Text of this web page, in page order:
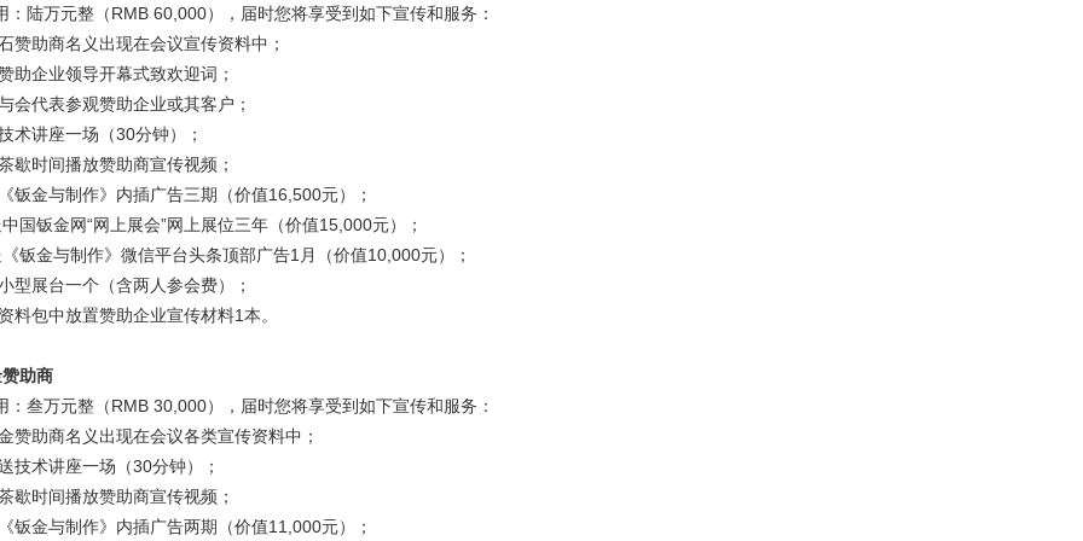
：陆万元整（RMB 60,000），届时您将享受到如下宣传和服务：
赞助商名义出现在会议宣传资料中；
助企业领导开幕式致欢迎词；
会代表参观赞助企业或其客户；
术讲座一场（30分钟）；
歇时间播放赞助商宣传视频；
钣金与制作》内插广告三期（价值16,500元）；
国钣金网“网上展会”网上展位三年（价值15,000元）；
钣金与制作》微信平台头条顶部广告1 月（价值10,000元）；
型展台一个（含两人参会费）；
料包中放置赞助企业宣传材料1本。
助商
：叁万元整（RMB 30,000），届时您将享受到如下宣传和服务：
赞助商名义出现在会议各类宣传资料中；
技术讲座一场（30分钟）；
歇时间播放赞助商宣传视频；
钣金与制作》内插广告两期（价值11,000元）；